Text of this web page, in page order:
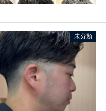
未分類